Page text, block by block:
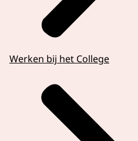
Werken bij het College